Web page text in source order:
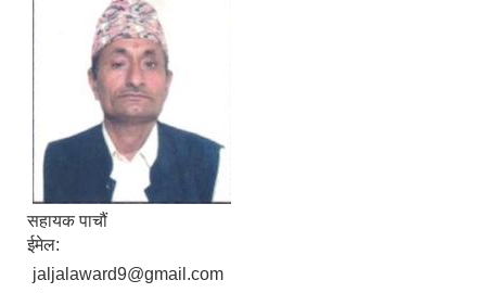
सहायक पाचौं
ईमेल:
jaljalaward9@gmail.com